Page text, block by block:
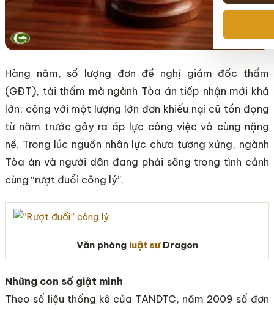
Hàng năm, số lượng đơn đề nghị giám đốc thẩm
(GĐT), tái thẩm mà ngành Tòa án tiếp nhận mới khá
lớn, cộng với một lượng lớn đơn khiếu nại cũ tồn đọng
từ năm trước gây ra áp lực công việc vô cùng nặng
nề. Trong lúc nguồn nhân lực chưa tương xứng, ngành
Tòa án và người dân đang phải sống trong tình cảnh
cùng “rượt đuổi công lý”.
Văn phòng luật sưDragon
Những con số giật mình
Theo số liệu thống kê của TANDTC, năm 2009 số đơn